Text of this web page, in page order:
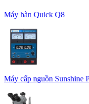
Máy hàn Quick Q8
Máy cấp nguồn Sunshine